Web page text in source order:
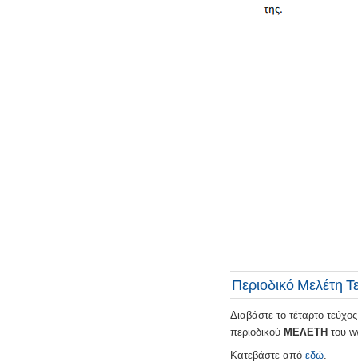
Περιοδικό Μελέτη
Διαβάστε το τέταρτο
περιοδικούΜΕΛΕΤΗ του
Κατεβάστε απόεδώ